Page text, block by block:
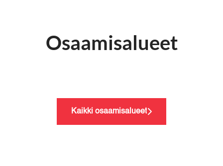
Osaamisalueet
Kaikki osaamisalueet